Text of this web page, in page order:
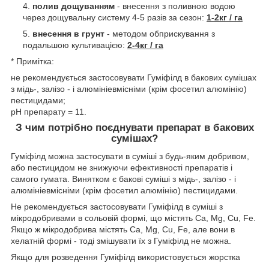
полив дощуванням - внесення з поливною водою
через дощувальну систему 4-5 разів за сезон: 1-2кг / га
внесення в грунт - методом обприскування з
подальшою культивацією: 2-4кг / га
* Примітка:
не рекомендується застосовувати Гуміфілд в бакових сумішах
з мідь-, залізо - і алюмініевмісніми (крім фосетил алюмінію)
пестицидами;
рН препарату = 11.
З чим потрібно поєднувати препарат в бакових
сумішах?
Гуміфілд можна застосувати в суміші з будь-яким добривом,
або пестицидом не знижуючи ефективності препаратів і
самого гумата. Винятком є ​​бакові суміші з мідь-, залізо - і
алюмініевмісніми (крім фосетил алюмінію) пестицидами.
Не рекомендується застосовувати Гуміфілд в суміші з
мікродобривами в сольовій формі, що містять Ca, Mg, Cu, Fe.
Якщо ж мікродобрива містять Ca, Mg, Cu, Fe, але вони в
хелатній формі - тоді змішувати їх з Гуміфілд не можна.
Якщо для розведення Гуміфілд використовується жорстка